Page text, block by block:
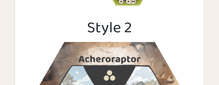
Style 2